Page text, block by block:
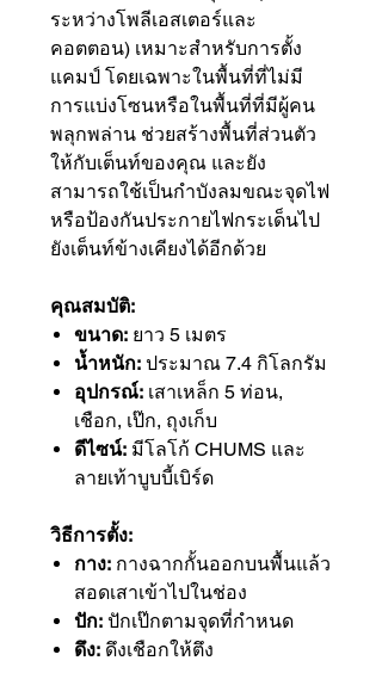
ระหว่างโพลีเอสเตอร์และ
คอตตอน) เหมาะสำหรับการตั้ง
แคมป์ โดยเฉพาะในพื้นที่ที่ไม่มี
การแบ่งโซนหรือในพื้นที่ที่มีผู้คน
พลุกพล่าน ช่วยสร้างพื้นที่ส่วนตัว
ให้กับเต็นท์ของคุณ และยัง
สามารถใช้เป็นกำบังลมขณะจุดไฟ
หรือป้องกันประกายไฟกระเด็นไป
ยังเต็นท์ข้างเคียงได้อีกด้วย
คุณสมบัติ:
ขนาด: ยาว 5 เมตร
น้ำหนัก: ประมาณ 7.4 กิโลกรัม
อุปกรณ์: เสาเหล็ก 5 ท่อน,
เชือก, เป๊ก, ถุงเก็บ
ดีไซน์: มีโลโก้ CHUMS และ
ลายเท้าบูบบี้เบิร์ด
วิธีการตั้ง:
กาง: กางฉากกั้นออกบนพื้นแล้ว
สอดเสาเข้าไปในช่อง
ปัก: ปักเป๊กตามจุดที่กำหนด
ดึง: ดึงเชือกให้ตึง